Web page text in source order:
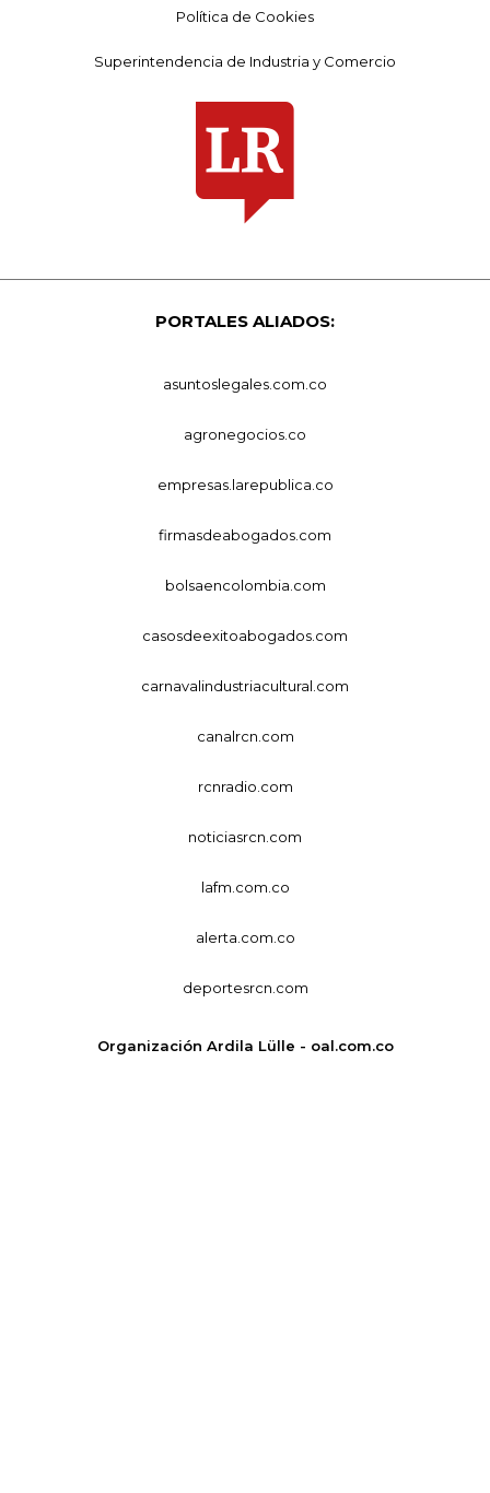
Política de Cookies
Superintendencia de Industria y Comercio
PORTALES ALIADOS:
asuntoslegales.com.co
agronegocios.co
empresas.larepublica.co
firmasdeabogados.com
bolsaencolombia.com
casosdeexitoabogados.com
carnavalindustriacultural.com
canalrcn.com
rcnradio.com
noticiasrcn.com
lafm.com.co
alerta.com.co
deportesrcn.com
Organización Ardila Lülle - oal.com.co